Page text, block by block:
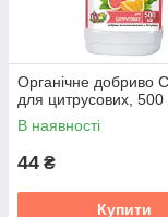
Органічне добриво
для цитрусових,
В наявності
44 ₴
Купити